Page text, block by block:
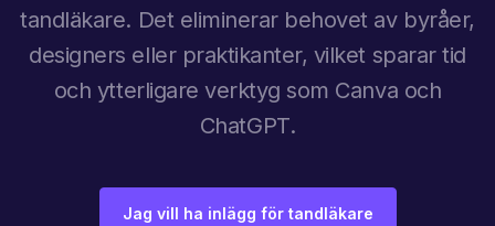
tandläkare. Det eliminerar behovet av byråer,
designers eller praktikanter, vilket sparar tid
och ytterligare verktyg som Canva och
ChatGPT.
Jag vill ha inlägg för tandläkare